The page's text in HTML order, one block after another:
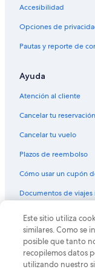
Calgary (YYC)
Vuelos de Ciudad de
Vuelos de McAllen
Vuelos de Todos los
(YYC)
Vuelos de Chicago
(YYC)
Vuelos de Phoenix
Vuelos de Panamá
Accesibilidad
Opciones de
Pautas y reporte de
Ayuda
Atención al cliente
Cancelar tu
Cancelar tu vuelo
Plazos de reembolso
Cómo usar un cupón
Documentos de
© 2026 Expedia, Inc.,
derechos reservados.
registradas o marcas
Este sitio utiliza
similares. Como se
posible que tanto
recopilemos datos
utilizando nuestro